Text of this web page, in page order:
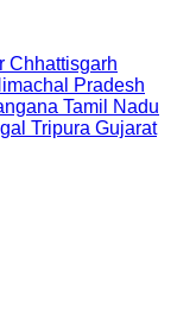
Chhattisgarh
Pradesh
Tamil Nadu
Tripura Gujarat